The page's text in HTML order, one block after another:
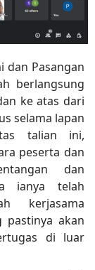
dan Pasangan
berlangsung
ke atas dari
selama lapan
talian ini,
peserta dan
dan
ianya telah
kerjasama
pastinya akan
di luar